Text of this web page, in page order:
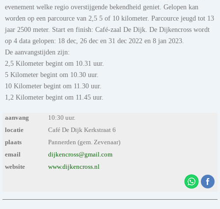
evenement welke regio overstijgende bekendheid geniet. Gelopen kan
worden op een parcource van 2,5 5 of 10 kilometer. Parcource jeugd tot 13
jaar 2500 meter. Start en finish: Café-zaal De Dijk. De Dijkencross wordt
op 4 data gelopen: 18 dec, 26 dec en 31 dec 2022 en 8 jan 2023.
De aanvangstijden zijn:
2,5 Kilometer begint om 10.31 uur.
5 Kilometer begint om 10.30 uur.
10 Kilometer begint om 11.30 uur.
1,2 Kilometer begint om 11.45 uur.
aanvang
10:30 uur.
locatie
Café De Dijk Kerkstraat 6
plaats
Pannerden (gem. Zevenaar)
email
dijkencross@gmail.com
website
www.dijkencross.nl